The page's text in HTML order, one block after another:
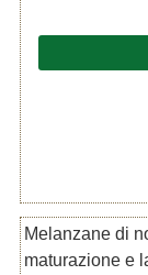
Melanzane di
maturazione e